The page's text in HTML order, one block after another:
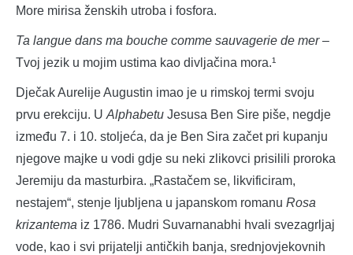
More mirisa ženskih utroba i fosfora.
Ta langue dans ma bouche comme sauvagerie de mer–
Tvoj jezik u mojim ustima kao divljačina mora.¹
Dječak Aurelije Augustin imao je u rimskoj termi svoju
prvu erekciju. U Alphabetu Jesusa Ben Sire piše, negdje
između 7. i 10. stoljeća, da je Ben Sira začet pri kupanju
njegove majke u vodi gdje su neki zlikovci prisilili proroka
Jeremiju da masturbira. „Rastačem se, likvificiram,
nestajem“, stenje ljubljena u japanskom romanu Rosa
krizantema iz 1786. Mudri Suvarnanabhi hvali svezagrljaj
vode, kao i svi prijatelji antičkih banja, srednjovjekovnih